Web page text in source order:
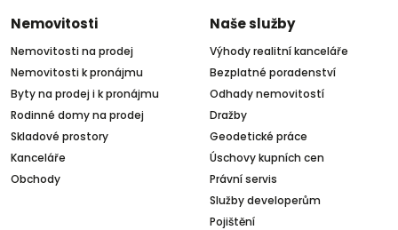
Nemovitosti
Nemovitosti na prodej
Nemovitosti k pronájmu
Byty na prodej i k pronájmu
Rodinné domy na prodej
Skladové prostory
Kanceláře
Obchody
Naše služby
Výhody realitní kanceláře
Bezplatné poradenství
Odhady nemovitostí
Dražby
Geodetické práce
Úschovy kupních cen
Právní servis
Služby developerům
Pojištění